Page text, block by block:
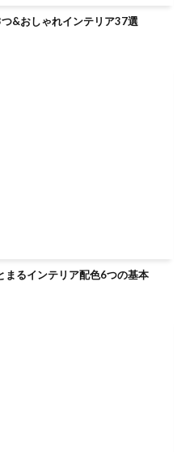
&おしゃれインテリア37選
まるインテリア配色6つの基本